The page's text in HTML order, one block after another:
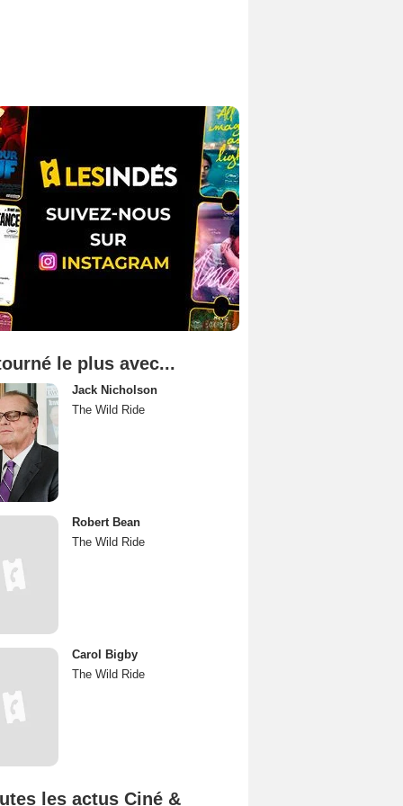
le plus avec...
Jack Nicholson
The Wild Ride
Robert Bean
The Wild Ride
Carol Bigby
The Wild Ride
les actus Ciné &